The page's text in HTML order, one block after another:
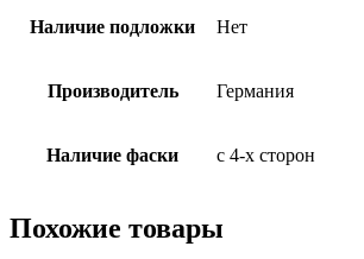
Наличие подложки Нет
Производитель Германия
Наличие фаски с 4-х сторон
Похожие товары